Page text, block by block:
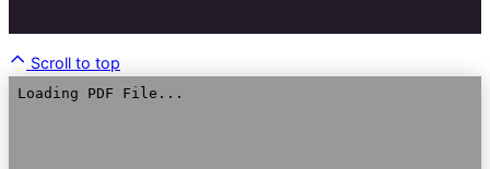
Scroll to top